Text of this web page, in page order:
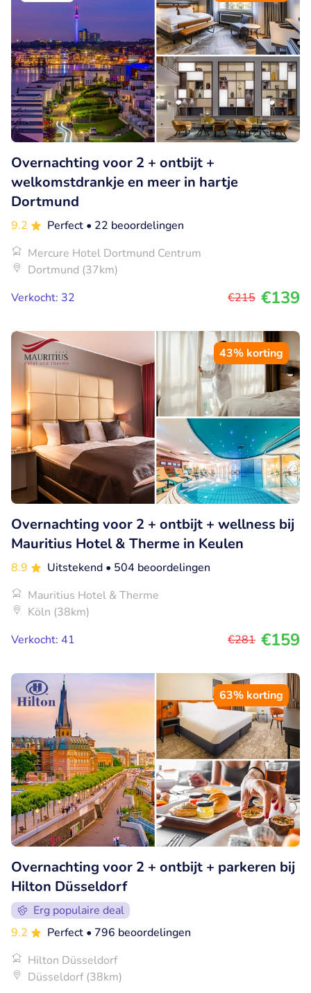
Overnachting voor 2 + ontbijt +
welkomstdrankje en meer in hartje
Dortmund
9.2 Perfect • 22 beoordelingen
Mercure Hotel Dortmund Centrum
Dortmund (37km)
Verkocht: 32
€215 €139
43% korting
Overnachting voor 2 + ontbijt + wellness bij
Mauritius Hotel & Therme in Keulen
8.9 Uitstekend • 504 beoordelingen
Mauritius Hotel & Therme
Köln (38km)
Verkocht: 41
€281 €159
63% korting
Overnachting voor 2 + ontbijt + parkeren bij
Hilton Düsseldorf
Erg populaire deal
9.2
Perfect • 796 beoordelingen
Hilton Düsseldorf
Düsseldorf (38km)